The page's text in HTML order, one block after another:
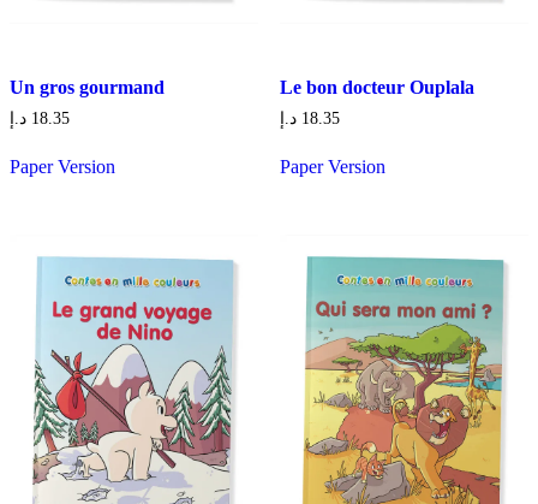
Un gros gourmand
18.35 د.إ
Paper Version
Le bon docteur Ouplala
18.35 د.إ
Paper Version